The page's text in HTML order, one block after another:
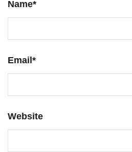
Name*
Email*
Website